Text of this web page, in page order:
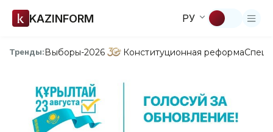
KAZINFORM РУ
Тренды:Выборы-2026 Конституционная реформа